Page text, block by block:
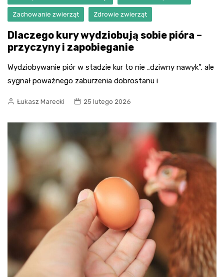
Zachowanie zwierząt Zdrowie zwierząt
Dlaczego kury wydziobują sobie pióra –
przyczyny i zapobieganie
Wydziobywanie piór w stadzie kur to nie „dziwny nawyk”, ale
sygnał poważnego zaburzenia dobrostanu i
Łukasz Marecki 25 lutego 2026